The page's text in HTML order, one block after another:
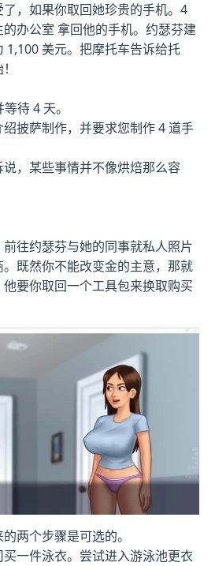
，如果你取回她珍贵的手机。4
办公室 拿回他的手机。约瑟芬建
1,100 美元。把摩托车告诉给托
待 4 天。
披萨制作，并要求您制作 4 道手
，某些事情并不像烘焙那么容
往约瑟芬与她的同事就私人照片
既然你不能改变金的主意，那就
要你取回一个工具包来换取购买
两个步骤是可选的。
一件泳衣。尝试进入游泳池更衣